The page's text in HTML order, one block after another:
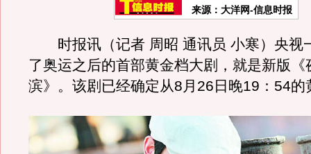
来源：大洋网-信息时报
时报讯（记者 周昭 通讯员 小寒）央视
了奥运之后的首部黄金档大剧，就是新版《
滨》。该剧已经确定从8月26日晚19：54的